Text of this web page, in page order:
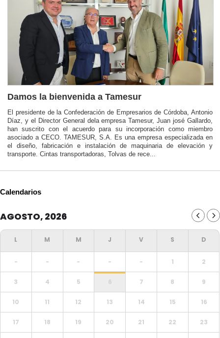
Damos la bienvenida a Tamesur
El presidente de la Confederación de Empresarios de Córdoba, Antonio
Díaz, y el Director General dela empresa Tamesur, Juan josé Gallardo,
han suscrito con el acuerdo para su incorporación como miembro
asociado a CECO. TAMESUR, S.A. Es una empresa especializada en
el diseño, fabricación e instalación de maquinaria de elevación y
transporte. Cintas transportadoras, Tolvas de rece...
Calendarios
AGOSTO, 2026
- - - - - 1 2
3 4 5 6 7 8 9
10 11 12 13 14 15 16
17 18 19 20 21 22 23